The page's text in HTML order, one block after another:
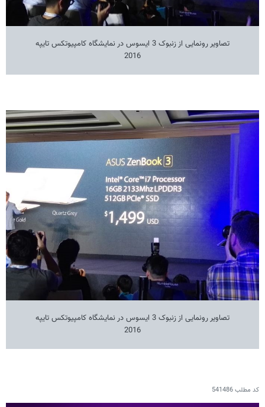
تصاویر رونمایی از زنبوک 3 ایسوس در نمایشگاه کامپیوتکس تایپه
2016
تصاویر رونمایی از زنبوک 3 ایسوس در نمایشگاه کامپیوتکس تایپه
2016
کد مطلب541486